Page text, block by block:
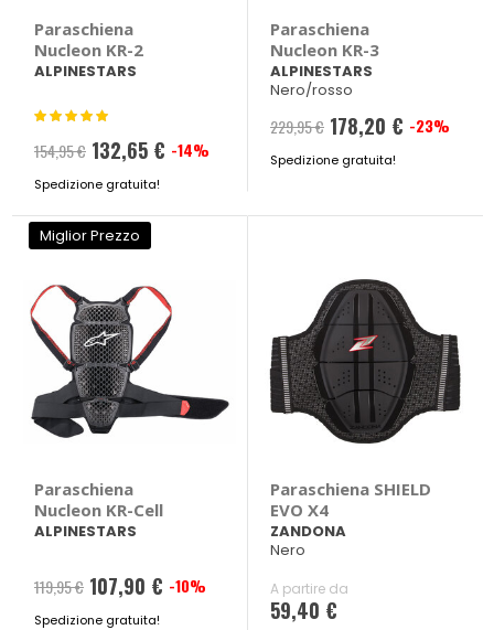
Paraschiena
Nucleon KR-2
ALPINESTARS
Valutazione:
100%
154,95 € 132,65 € -14%
Spedizione gratuita!
Paraschiena
Nucleon KR-3
ALPINESTARS
Nero/rosso
229,95 € 178,20 € -23%
Spedizione gratuita!
Miglior Prezzo
Paraschiena
Nucleon KR-Cell
ALPINESTARS
119,95 € 107,90 € -10%
Spedizione gratuita!
Paraschiena SHIELD
EVO X4
ZANDONA
Nero
A partire da
59,40 €